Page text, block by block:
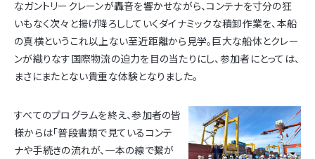
なガントリークレーンが轟音を響かせながら、コンテナを寸分の狂
いもなく次々と揚げ降ろししていくダイナミックな積卸作業を、本船
の真横というこれ以上ない至近距離から見学。巨大な船体とクレー
ンが織りなす国際物流の迫力を目の当たりにし、参加者にとっては、
まさにまたとない貴重な体験となりました。
すべてのプログラムを終え、参加者の皆
様からは「普段書類で見ているコンテ
ナや手続きの流れが、一本の線で繋が